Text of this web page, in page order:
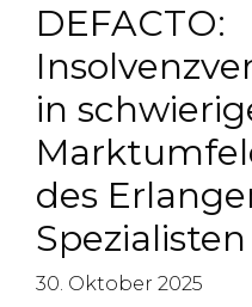
DEFACTO:
in
des
Spezialisten
30. Oktober 2025